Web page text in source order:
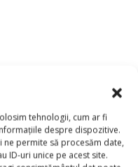
tehnologii, cum ar fi
despre dispozitive.
permite să procesăm date,
ID-uri unice pe acest site.